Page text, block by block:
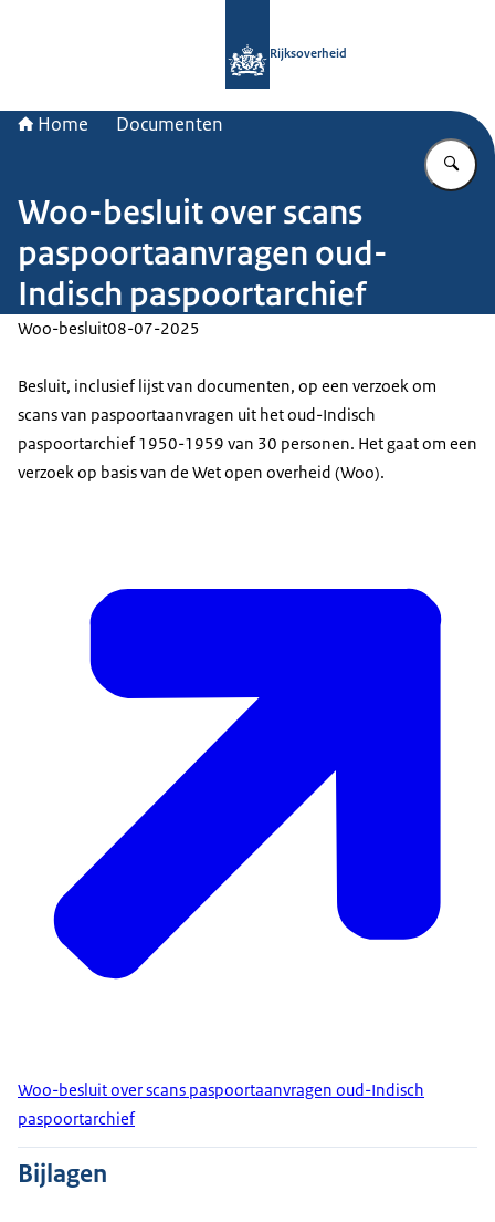
Rijksoverheid
Home Documenten
Woo-besluit over scans
paspoortaanvragen oud-
Indisch paspoortarchief
Woo-besluit08-07-2025
Besluit, inclusief lijst van documenten, op een verzoek om
scans van paspoortaanvragen uit het oud-Indisch
paspoortarchief 1950-1959 van 30 personen. Het gaat om een
verzoek op basis van de Wet open overheid (Woo).
Woo-besluit over scans paspoortaanvragen oud-Indisch
paspoortarchief
Bijlagen